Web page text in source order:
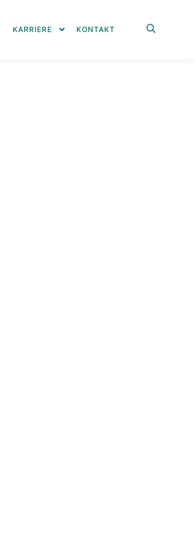
KARRIERE
KONTAKT